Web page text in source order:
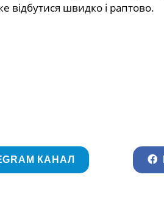
відбутися швидко і раптово.
КАНАЛ